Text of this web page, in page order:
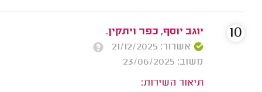
יוגב יוסף, כפר ויתקין.
אשרור: 21/12/2025
משוב: 23/06/2025
תיאור השירות:
10